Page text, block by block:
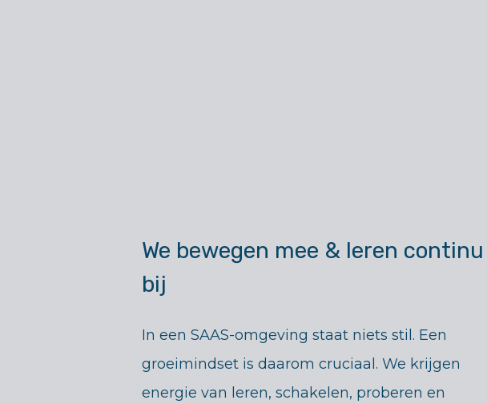
We bewegen mee & leren continu
bij
In een SAAS-omgeving staat niets stil. Een
groeimindset is daarom cruciaal. We krijgen
energie van leren, schakelen, proberen en